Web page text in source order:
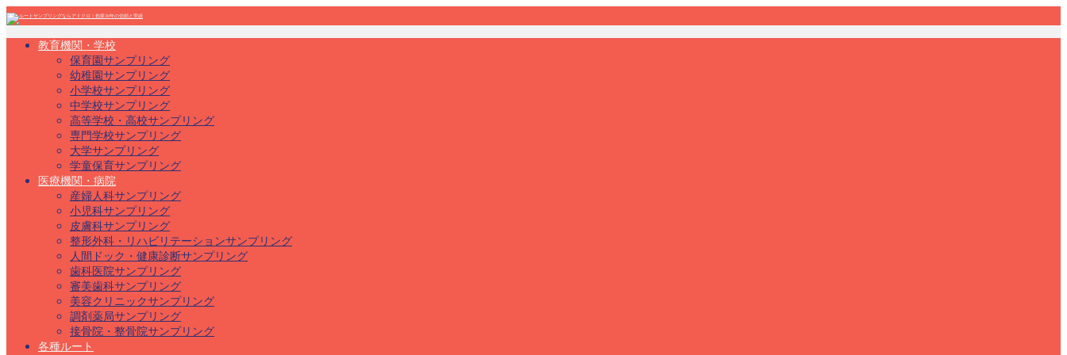
教育機関・学校
保育園サンプリング
幼稚園サンプリング
小学校サンプリング
中学校サンプリング
高等学校・高校サンプリング
専門学校サンプリング
大学サンプリング
学童保育サンプリング
医療機関・病院
産婦人科サンプリング
小児科サンプリング
皮膚科サンプリング
整形外科・リハビリテーションサンプリング
人間ドック・健康診断サンプリング
歯科医院サンプリング
審美歯科サンプリング
美容クリニックサンプリング
調剤薬局サンプリング
接骨院・整骨院サンプリング
各種ルート